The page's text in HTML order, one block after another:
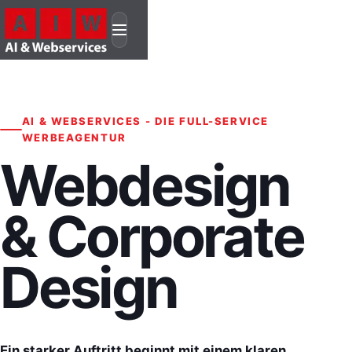
AI & WEBSERVICES - DIE FULL-SERVICE
WERBEAGENTUR
Webdesign
& Corporate
Design